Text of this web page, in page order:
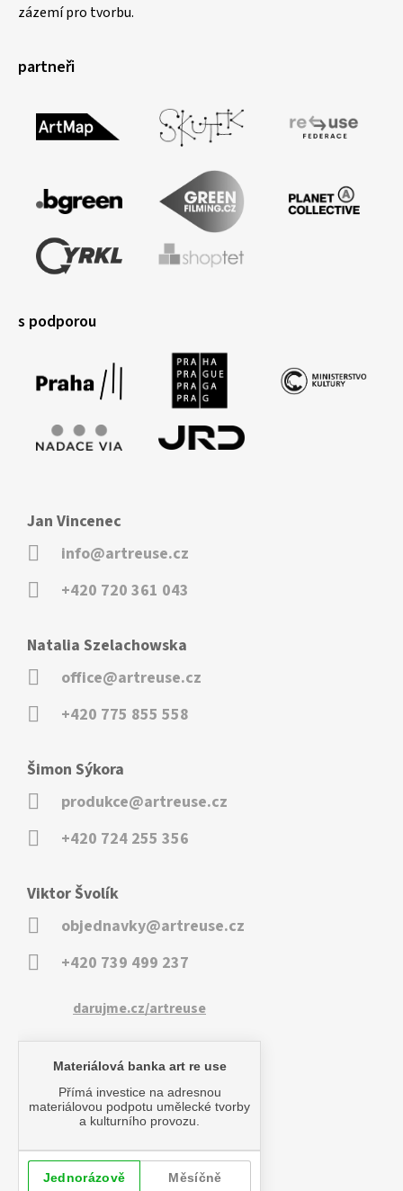
zázemí pro tvorbu.
partneři
s podporou
Jan Vincenec
info@artreuse.cz
+420 720 361 043
Natalia Szelachowska
office@artreuse.cz
+420 775 855 558
Šimon Sýkora
produkce@artreuse.cz
+420 724 255 356
Viktor Švolík
objednavky@artreuse.cz
+420 739 499 237
darujme.cz/artreuse